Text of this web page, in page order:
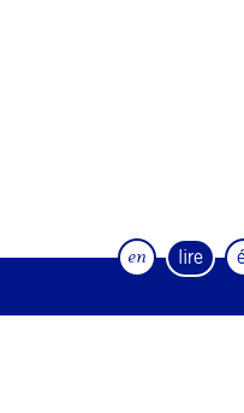
en lire